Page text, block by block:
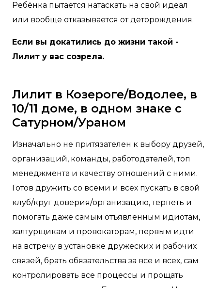
Ребёнка пытается натаскать на свой идеал
или вообще отказывается от деторождения.
Если вы докатились до жизни такой -
Лилит у вас созрела.
Лилит в Козероге/Водолее, в
10/11 доме, в одном знаке с
Сатурном/Ураном
Изначально не притязателен к выбору друзей,
организаций, команды, работодателей, топ
менеджмента и качеству отношений с ними.
Готов дружить со всеми и всех пускать в свой
клуб/круг доверия/организацию, терпеть и
помогать даже самым отъявленным идиотам,
халтурщикам и провокаторам, первым идти
на встречу в установке дружеских и рабочих
связей, брать обязательства за все и всех, сам
контролировать все процессы и прощать